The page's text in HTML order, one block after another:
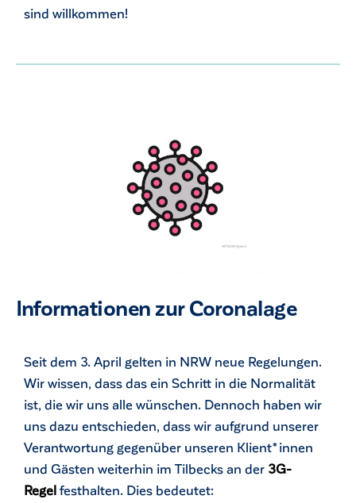
sind willkommen!
Informationen zur Coronalage
Seit dem 3. April gelten in NRW neue Regelungen.
Wir wissen, dass das ein Schritt in die Normalität
ist, die wir uns alle wünschen. Dennoch haben wir
uns dazu entschieden, dass wir aufgrund unserer
Verantwortung gegenüber unseren Klient*innen
und Gästen weiterhin im Tilbecks an der 3G-
Regel festhalten. Dies bedeutet: